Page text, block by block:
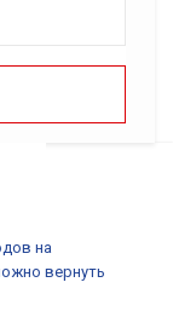
на
вернуть